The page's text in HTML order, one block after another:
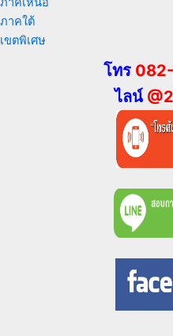
ภาคใต้
เขตพิเศษ
โทร
ไลน์